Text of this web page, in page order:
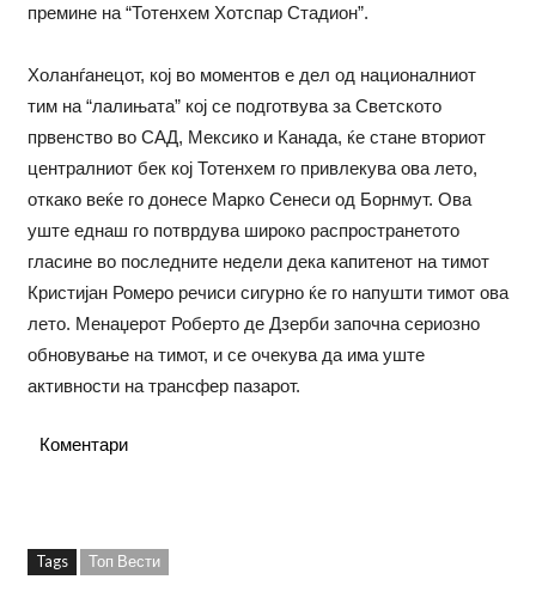
премине на “Тотенхем Хотспар Стадион”.
Холанѓанецот, кој во моментов е дел од националниот
тим на “лалињата” кој се подготвува за Светското
првенство во САД, Мексико и Канада, ќе стане вториот
централниот бек кој Тотенхем го привлекува ова лето,
откако веќе го донесе Марко Сенеси од Борнмут. Ова
уште еднаш го потврдува широко распространетото
гласине во последните недели дека капитенот на тимот
Кристијан Ромеро речиси сигурно ќе го напушти тимот ова
лето. Менаџерот Роберто де Дзерби започна сериозно
обновување на тимот, и се очекува да има уште
активности на трансфер пазарот.
Коментари
Tags Топ Вести